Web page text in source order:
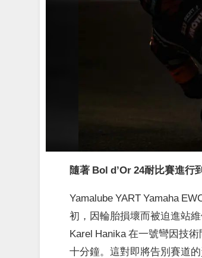
隨著 Bol d’Or 24耐比賽進行
Yamalube YART Yamaha
初，因輪胎損壞而被迫進站
Karel Hanika 在一號彎因技
十分鐘。這對即將告別賽道